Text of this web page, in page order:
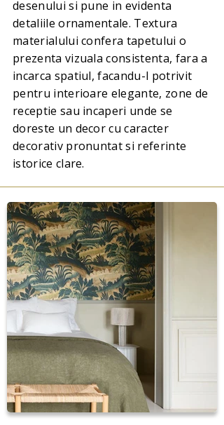
desenului si pune in evidenta
detaliile ornamentale. Textura
materialului confera tapetului o
prezenta vizuala consistenta, fara a
incarca spatiul, facandu-l potrivit
pentru interioare elegante, zone de
receptie sau incaperi unde se
doreste un decor cu caracter
decorativ pronuntat si referinte
istorice clare.